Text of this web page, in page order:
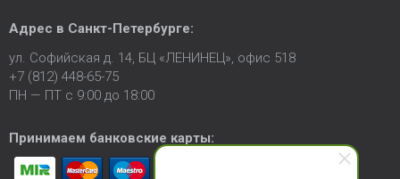
Адрес в Санкт-Петербурге:
ул. Софийская д. 14, БЦ «ЛЕНИНЕЦ», офис 518
+7 (812) 448-65-75
ПН — ПТ с 9:00 до 18:00
Принимаем банковские карты: